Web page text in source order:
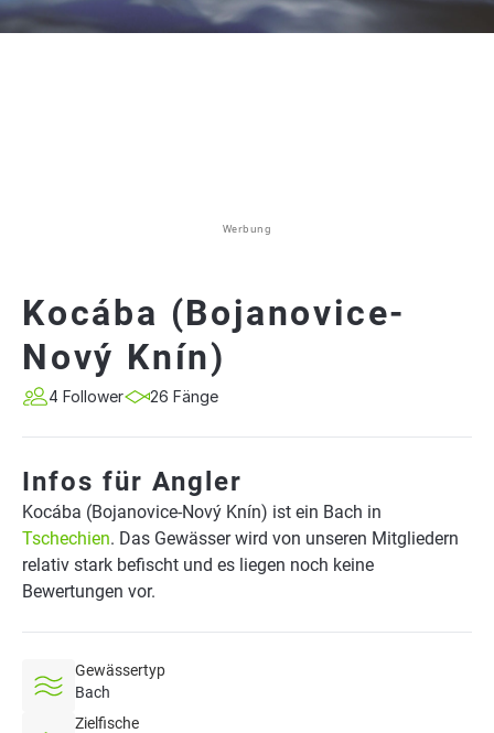
Werbung
Kocába (Bojanovice-
Nový Knín)
4 Follower 26 Fänge
Infos für Angler
Kocába (Bojanovice-Nový Knín) ist ein Bach in
Tschechien. Das Gewässer wird von unseren Mitgliedern
relativ stark befischt und es liegen noch keine
Bewertungen vor.
Gewässertyp
Bach
Zielfische